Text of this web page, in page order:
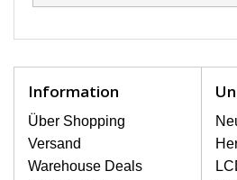
Er dient zur Darstellung von
schnell, deshalb ist es
Zu den häufigsten
gehören mechanische
ein geborstenes Display
Ferner senkrechte Streifen,
leuchtet nicht, blinkt
Information
Über Shopping
Versand
Warehouse Deals